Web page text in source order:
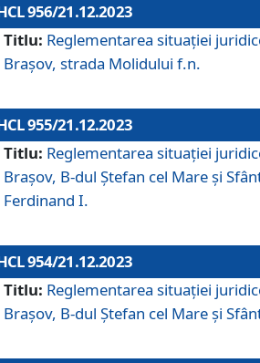
956/21.12.2023
Titlu: Reglementarea situației
Brașov, strada Molidului f.n.
955/21.12.2023
Titlu: Reglementarea situației
Brașov, B-dul Ștefan cel Mare și
Ferdinand I.
954/21.12.2023
Titlu: Reglementarea situației
Brașov, B-dul Ștefan cel Mare și